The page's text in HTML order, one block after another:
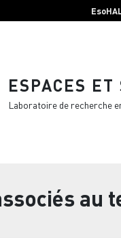
ESPACES ET
Laboratoire de recherche
au